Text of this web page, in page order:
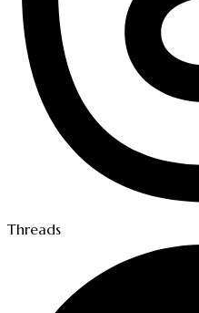
Threads